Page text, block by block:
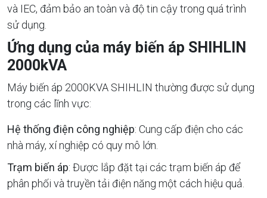
và IEC, đảm bảo an toàn và độ tin cậy trong quá trình
sử dụng.
Ứng dụng của máy biến áp SHIHLIN
2000kVA
Máy biến áp 2000KVA SHIHLIN thường được sử dụng
trong các lĩnh vực:
Hệ thống điện công nghiệp: Cung cấp điện cho các
nhà máy, xí nghiệp có quy mô lớn.
Trạm biến áp: Được lắp đặt tại các trạm biến áp để
phân phối và truyền tải điện năng một cách hiệu quả.